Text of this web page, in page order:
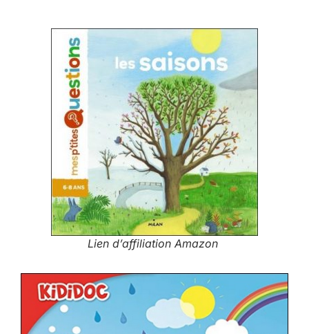
Lien d’affiliation Amazon